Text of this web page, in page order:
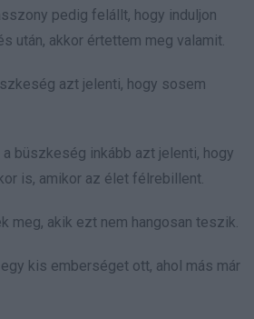
pedig felállt, hogy induljon
után, akkor értettem meg valamit.
azt jelenti, hogy sosem
büszkeség inkább azt jelenti, hogy
is, amikor az élet félrebillent.
meg, akik ezt nem hangosan teszik.
kis emberséget ott, ahol más már